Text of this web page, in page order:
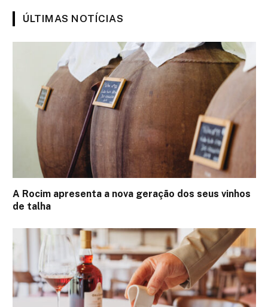
ÚLTIMAS NOTÍCIAS
A Rocim apresenta a nova geração dos seus vinhos
de talha